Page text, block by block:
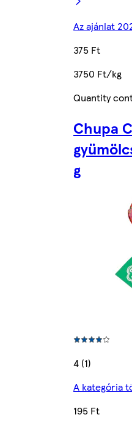
Az ajánlat
375 Ft
3750 Ft/kg
Quantity
Chupa
g
4 (1)
A kategória
195 Ft